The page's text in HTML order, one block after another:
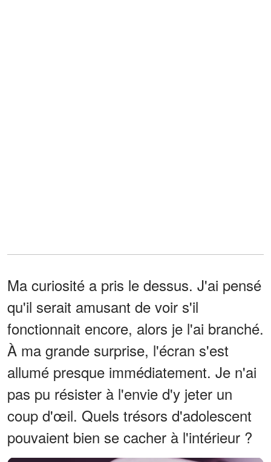
Ma curiosité a pris le dessus. J'ai pensé
qu'il serait amusant de voir s'il
fonctionnait encore, alors je l'ai branché.
À ma grande surprise, l'écran s'est
allumé presque immédiatement. Je n'ai
pas pu résister à l'envie d'y jeter un
coup d'œil. Quels trésors d'adolescent
pouvaient bien se cacher à l'intérieur ?